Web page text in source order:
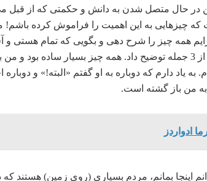
من در حال متصل شدن به دانش و حکمتی که از قبل
چیزهایی به این اهمیت را فراموش کرده باشم!
برایم همه چیز را شرح دهی و بگویی که تمام هستی
و همه چیز را برایم با کمتر از 3 جمله توضیح داد. همه چیز بسیار
یاد دارم که دوباره به او گفتم «البته!» و
من باز گشته است.
ادواردز
اینجا بمانم، مردم بسیاری (روی زمین) هستند